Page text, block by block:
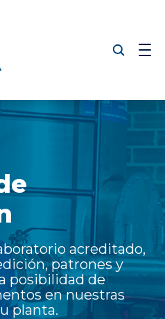
acreditado,
patrones y
posibilidad de
en nuestras
planta.